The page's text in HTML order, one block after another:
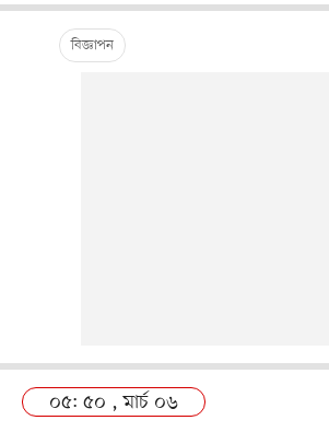
০৫: ৫০ , মার্চ ০৬